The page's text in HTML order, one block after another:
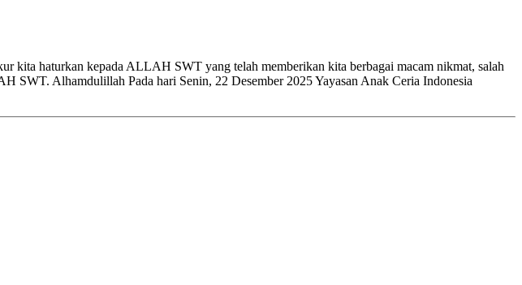
kita haturkan kepada ALLAH SWT yang telah memberikan kita berbagai macam nikmat, salah
SWT. Alhamdulillah Pada hari Senin, 22 Desember 2025 Yayasan Anak Ceria Indonesia